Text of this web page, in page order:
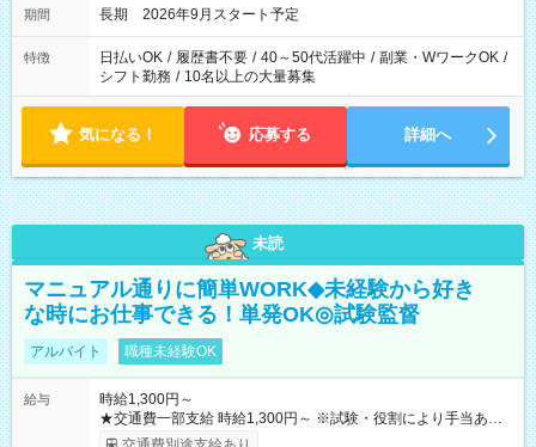
期間 長期 2026年9月スタート予定
特徴 日払いOK / 履歴書不要 / 40～50代活躍中 / 副業・WワークOK /
シフト勤務 / 10名以上の大量募集
気になる！ 応募する 詳細へ
未読
マニュアル通りに簡単WORK◆未経験から好き
な時にお仕事できる！単発OK◎試験監督
アルバイト 職種未経験OK
給与
時給1,300円～
★交通費一部支給 時給1,300円～ ※試験・役割により手当あり
※勤務回数により昇給あり 【即給（前払い）オプションあ